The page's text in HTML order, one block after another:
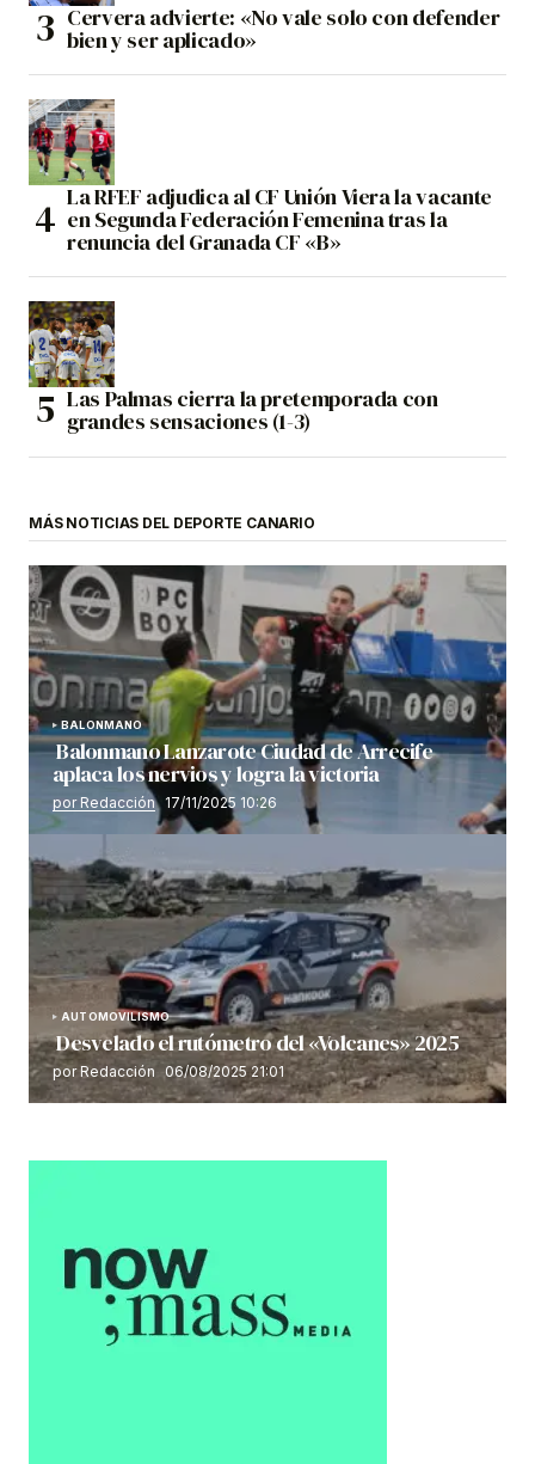
Cervera advierte: «No vale solo con defender
bien y ser aplicado»
La RFEF adjudica al CF Unión Viera la vacante
en Segunda Federación Femenina tras la
renuncia del Granada CF «B»
Las Palmas cierra la pretemporada con
grandes sensaciones (1-3)
MÁS NOTICIAS DEL DEPORTE CANARIO
BALONMANO
Balonmano Lanzarote Ciudad de Arrecife
aplaca los nervios y logra la victoria
por Redacción 17/11/2025 10:26
AUTOMOVILISMO
Desvelado el rutómetro del «Volcanes» 2025
por Redacción 06/08/2025 21:01